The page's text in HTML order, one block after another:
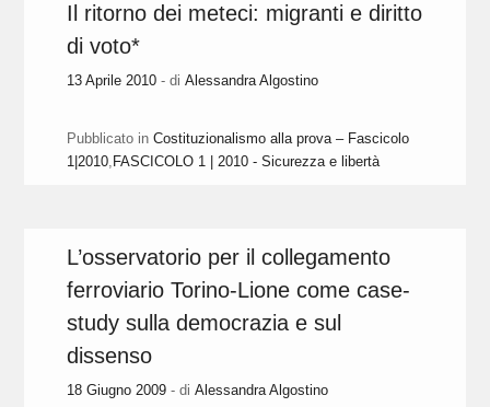
Il ritorno dei meteci: migranti e diritto
di voto*
13 Aprile 2010 - di Alessandra Algostino
Pubblicato in Costituzionalismo alla prova – Fascicolo
1|2010, FASCICOLO 1 | 2010 - Sicurezza e libertà
L’osservatorio per il collegamento
ferroviario Torino-Lione come case-
study sulla democrazia e sul
dissenso
18 Giugno 2009 - di Alessandra Algostino